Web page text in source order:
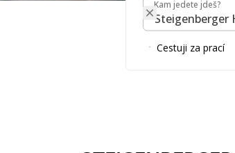
Kam jedete jdeš?
Cestuji za prací